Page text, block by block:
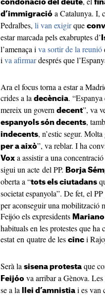
condonació del deute
d’immigració a Catalunya. I,
Pedralbes, li van exigirque
estar marcada pels exabruptes d’
l’amenaça i va sortir de la reunió
i va afirmardesprés que
Ara el focus torna a estar a
crides a la decència. “Espanya
mereix un govern decent”, va
espanyols són decents,
indecents, n’estic segur.
per a això”, va reblar. I ha
Vox a assistir a una
sigui un acte del PP. Borja
oberta a “tots els ciutadans
societat espanyola”. De fet, el PP
per aconseguir una mobilització
Feijóo els expresidents
habituals en les protestes que
estat en quatre de les cinc i
Serà la sisena protesta que
Feijóo va arribar a Gènova. Les
se a la
llei d’amnistia i es van